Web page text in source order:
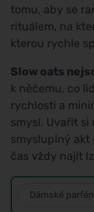
tomu, aby se
rituálem, na
kterou rychle
Slow oats
k něčemu, co
rychlosti a
smysl. Uvařit si
smysluplný akt
čas vždy najít
Dámské